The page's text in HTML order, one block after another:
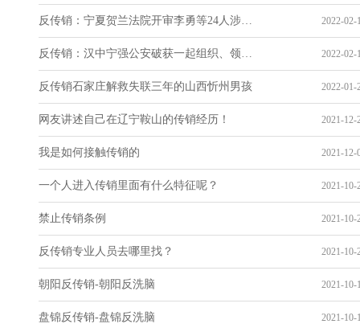
反传销：宁夏贺兰法院开审李勇等24人涉嫌组织、领导传销活动罪案 2022-02-
反传销：汉中宁强公安破获一起组织、领导传销活动案 2022-02-
反传销石家庄解救失联三年的山西忻州男孩 2022-01-
网友讲述自己在辽宁鞍山的传销经历！ 2021-12-
我是如何接触传销的 2021-12-
一个人进入传销里面有什么特征呢？ 2021-10-
禁止传销条例 2021-10-
反传销专业人员去哪里找？ 2021-10-
朝阳反传销-朝阳反洗脑 2021-10-
盘锦反传销-盘锦反洗脑 2021-10-